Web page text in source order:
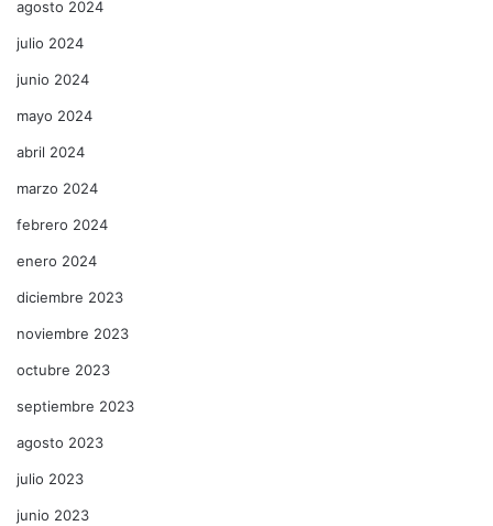
agosto 2024
julio 2024
junio 2024
mayo 2024
abril 2024
marzo 2024
febrero 2024
enero 2024
diciembre 2023
noviembre 2023
octubre 2023
septiembre 2023
agosto 2023
julio 2023
junio 2023